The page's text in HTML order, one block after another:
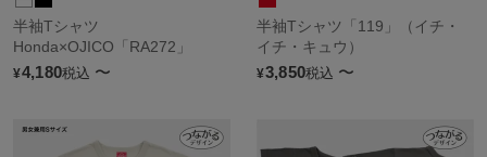
半袖Tシャツ
Honda×OJICO「RA272」
¥4,180税込 〜
半袖Tシャツ「119」（イチ・
イチ・キュウ）
¥3,850税込 〜